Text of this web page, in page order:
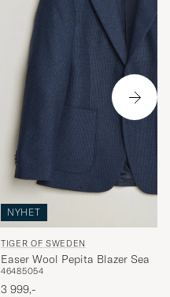
NYHET
TIGER OF SWEDEN
Easer Wool Pepita Blazer Sea
46485054
3 999,-